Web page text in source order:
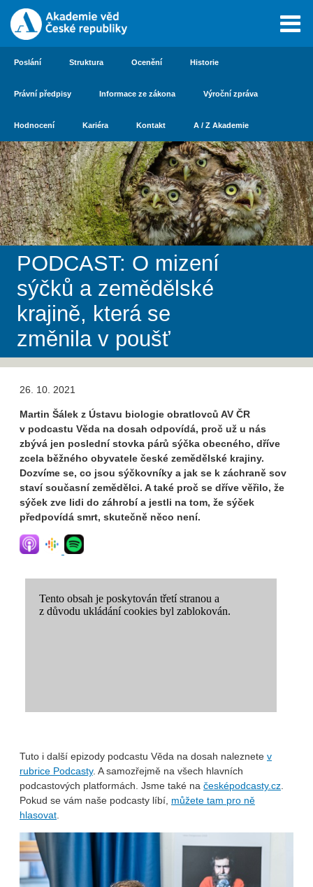
Poslání Struktura Ocenění Historie
Právní předpisy Informace ze zákona Výroční zpráva
Hodnocení Kariéra Kontakt A / Z Akademie
PODCAST: O mizení
sýčků a zemědělské
krajině, která se
změnila v poušť
26. 10. 2021
Martin Šálek z Ústavu biologie obratlovců AV ČR
v podcastu Věda na dosah odpovídá, proč už u nás
zbývá jen poslední stovka párů sýčka obecného, dříve
zcela běžného obyvatele české zemědělské krajiny.
Dozvíme se, co jsou sýčkovníky a jak se k záchraně sov
staví současní zemědělci. A také proč se dříve věřilo, že
sýček zve lidi do záhrobí a jestli na tom, že sýček
předpovídá smrt, skutečně něco není.
Tuto i další epizody podcastu Věda na dosah naleznete v
rubrice Podcasty. A samozřejmě na všech hlavních
podcastových platformách. Jsme také na česképodcasty.cz.
Pokud se vám naše podcasty líbí, můžete tam pro ně
hlasovat.